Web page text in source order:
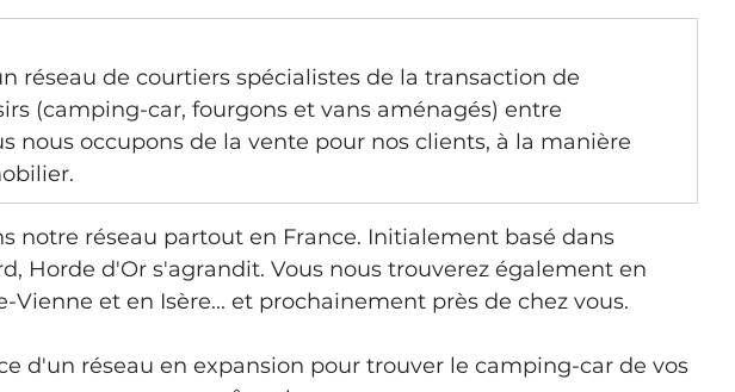
réseau de courtiers spécialistes de la transaction de
(camping-car, fourgons et vans aménagés) entre
nous occupons de la vente pour nos clients, à la manière
notre réseau partout en France. Initialement basé dans
Horde d'Or s'agrandit. Vous nous trouverez également en
Vienne et en Isère... et prochainement près de chez vous.
d'un réseau en expansion pour trouver le camping-car de vos